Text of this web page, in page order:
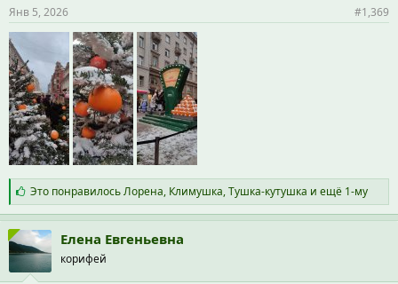
:
Янв 5, 2026 #1,369
С
и
м
п
а
т
и
Это понравилосьЛорена, Климушка,Тушка-кутушка и ещё 1-му
Елена Евгеньевна
корифей